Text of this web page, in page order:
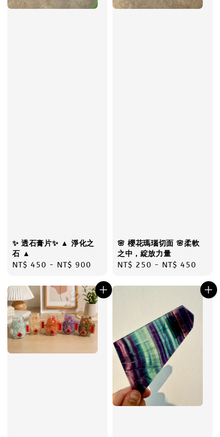
✨ 透石膏片✨ ▲ 淨化之
石 ▲
Regular
NT$ 450 - NT$ 900
🌸 櫻花瑪瑙切面 🌸柔軟
之中，綻放力量
Regular
NT$ 250 - NT$ 450